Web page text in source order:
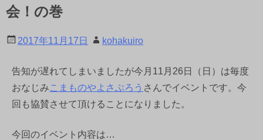
会！の巻
2017年11月17日 kohakuiro
告知が遅れてしまいましたが今月11月26日（日）は毎度
おなじみこまものやよさぶろう さんでイベントです。今
回も協賛させて頂けることになりました。
今回のイベント内容は…